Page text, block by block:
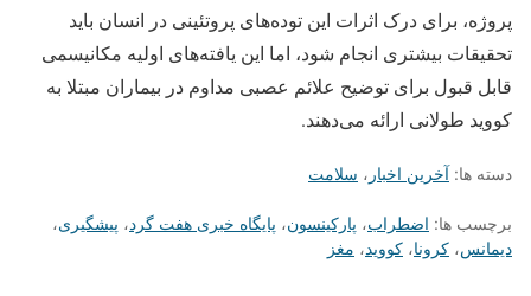
پروژه، برای درک اثرات این توده‌های پروتئینی در انسان باید
تحقیقات بیشتری انجام شود، اما این یافته‌های اولیه مکانیسمی
قابل قبول برای توضیح علائم عصبی مداوم در بیماران مبتلا به
کووید طولانی ارائه می‌دهند.
دسته ها: آخرین اخبار ، سلامت
برچسب ها: اضطراب، پارکینسون، پایگاه خبری هفت گرد، پیشگیری،
دیمانس، کرونا، کووید، مغز